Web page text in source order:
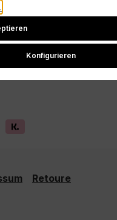
Retoure
Konfigurieren